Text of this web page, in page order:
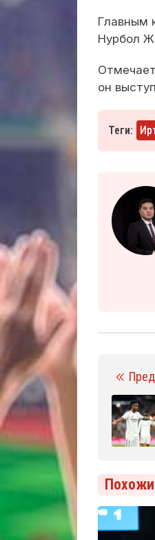
Главным
Нурбол
он
Теги: